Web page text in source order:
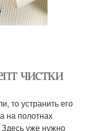
чистки
то устранить его
на полотнах
Здесь уже нужно